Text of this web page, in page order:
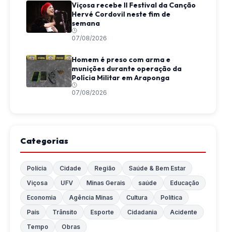
Viçosa recebe II Festival da Canção
Hervé Cordovil neste fim de
semana
07/08/2026
Homem é preso com arma e
munições durante operação da
Polícia Militar em Araponga
07/08/2026
Categorias
Polícia Cidade Região
Saúde & Bem Estar
Viçosa
UFV Minas Gerais saúde
Educação
Economia
Agência Minas Cultura
Política
País
Trânsito Esporte Cidadania
Acidente
Tempo
Obras